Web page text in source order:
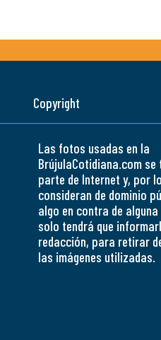
Copyright
Las fotos usadas en la
BrújulaCotidiana.com se
parte de Internet y, por
consideran de dominio
algo en contra de
solo tendrá que
redacción, para retirar
las imágenes utilizadas.